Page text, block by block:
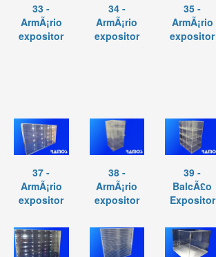
33 -
ArmÃ¡rio
expositor
34 -
ArmÃ¡rio
expositor
35 -
ArmÃ¡rio
expositor
37 -
ArmÃ¡rio
expositor
38 -
ArmÃ¡rio
expositor
39 -
BalcÃ£o
Expositor